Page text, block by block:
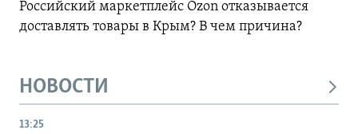
Российский маркетплейс Ozon отказывается
доставлять товары в Крым? В чем причина?
НОВОСТИ
13:25